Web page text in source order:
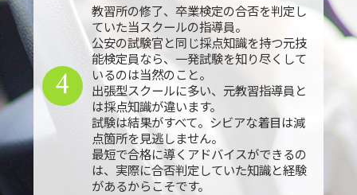
教習所の修了、卒業検定の合否を判定し
ていた当スクールの指導員。
公安の試験官と同じ採点知識を持つ元技
能検定員なら、一発試験を知り尽くして
いるのは当然のこと。
出張型スクールに多い、元教習指導員と
は採点知識が違います。
試験は結果がすべて。シビアな着目は減
点箇所を見逃しません。
最短で合格に導くアドバイスができるの
は、実際に合否判定していた知識と経験
があるからこそです。
4